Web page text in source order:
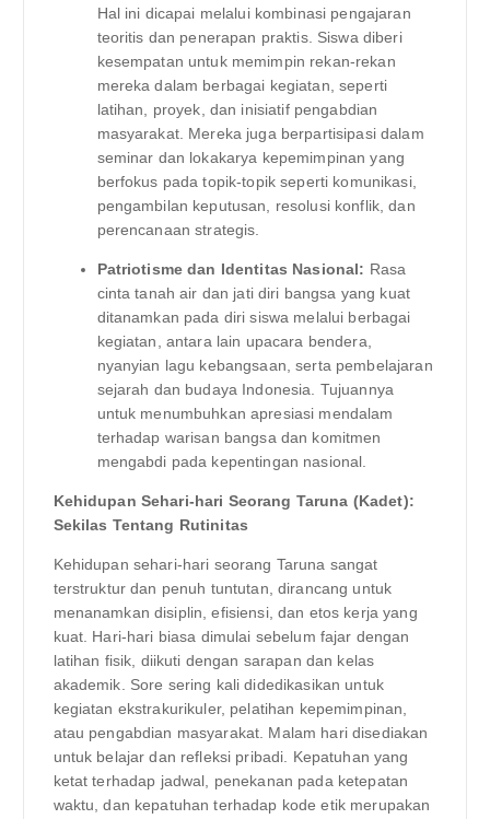
Hal ini dicapai melalui kombinasi pengajaran
teoritis dan penerapan praktis. Siswa diberi
kesempatan untuk memimpin rekan-rekan
mereka dalam berbagai kegiatan, seperti
latihan, proyek, dan inisiatif pengabdian
masyarakat. Mereka juga berpartisipasi dalam
seminar dan lokakarya kepemimpinan yang
berfokus pada topik-topik seperti komunikasi,
pengambilan keputusan, resolusi konflik, dan
perencanaan strategis.
Patriotisme dan Identitas Nasional: Rasa
cinta tanah air dan jati diri bangsa yang kuat
ditanamkan pada diri siswa melalui berbagai
kegiatan, antara lain upacara bendera,
nyanyian lagu kebangsaan, serta pembelajaran
sejarah dan budaya Indonesia. Tujuannya
untuk menumbuhkan apresiasi mendalam
terhadap warisan bangsa dan komitmen
mengabdi pada kepentingan nasional.
Kehidupan Sehari-hari Seorang Taruna (Kadet):
Sekilas Tentang Rutinitas
Kehidupan sehari-hari seorang Taruna sangat
terstruktur dan penuh tuntutan, dirancang untuk
menanamkan disiplin, efisiensi, dan etos kerja yang
kuat. Hari-hari biasa dimulai sebelum fajar dengan
latihan fisik, diikuti dengan sarapan dan kelas
akademik. Sore sering kali didedikasikan untuk
kegiatan ekstrakurikuler, pelatihan kepemimpinan,
atau pengabdian masyarakat. Malam hari disediakan
untuk belajar dan refleksi pribadi. Kepatuhan yang
ketat terhadap jadwal, penekanan pada ketepatan
waktu, dan kepatuhan terhadap kode etik merupakan